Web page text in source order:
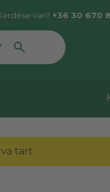
van? +36 30 670
tart.